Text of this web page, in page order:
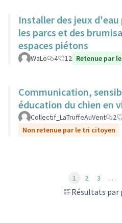
Installer des jeux
les parcs et des
espaces piétons
WaLo 4 12 Retenue par
Communication,
éducation du chien en
Collectif_LaTruffeAuVent 2
Non retenue par le tri citoyen
Résultats par
1 2 3 …